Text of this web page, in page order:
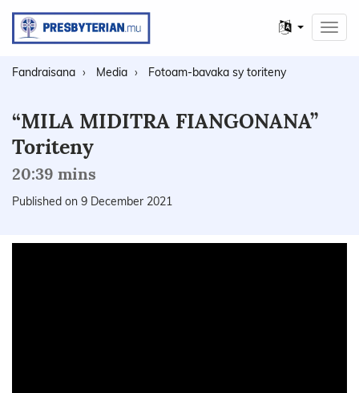
Other
languages
Fandraisana Media Fotoam-bavaka sy toriteny
“MILA MIDITRA FIANGONANA”
Toriteny
20:39 mins
Published on 9 December 2021